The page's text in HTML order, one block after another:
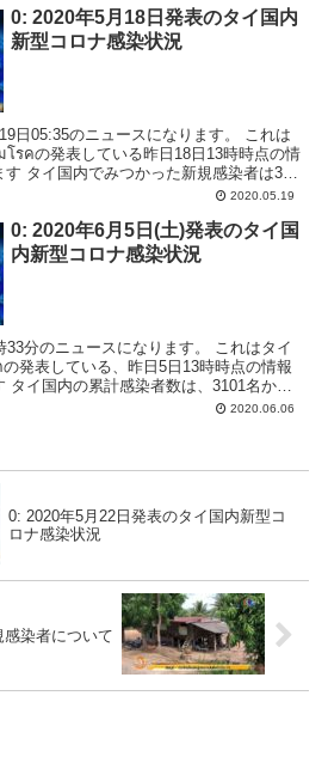
0: 2020年5月18日発表のタイ国内
新型コロナ感染状況
日05:35のニュースになります。 これは
รคの発表している昨日18日13時時点の情
タイ国内でみつかった新規感染者は3名
2020.05.19
0: 2020年6月5日(土)発表のタイ国
内新型コロナ感染状況
分のニュースになります。 これはタイ
発表している、昨日5日13時時点の情報
タイ国内の累計感染者数は、3101名から1
2020.06.06
0: 2020年5月22日発表のタイ国内新型コ
ロナ感染状況
染者について